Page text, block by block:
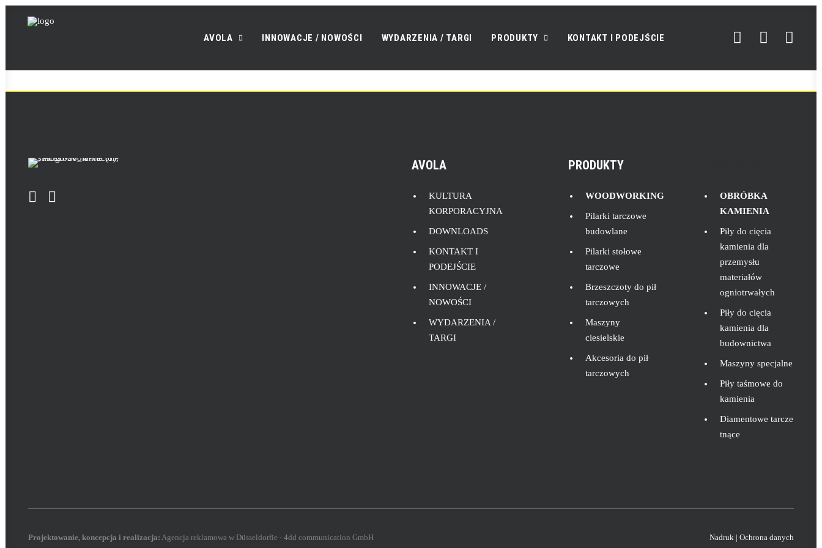
AVOLA INNOWACJE / NOWOŚCI WYDARZENIA / TARGI PRODUKTY KONTAKT I PODEJŚCIE
AVOLA
KULTURA
KORPORACYJNA
DOWNLOADS
KONTAKT I
PODEJŚCIE
INNOWACJE /
NOWOŚCI
WYDARZENIA /
TARGI
PRODUKTY
WOODWORKING
Pilarki tarczowe
budowlane
Pilarki stołowe
tarczowe
Brzeszczoty do pił
tarczowych
Maszyny
ciesielskie
Akcesoria do pił
tarczowych
OBRÓBKA
KAMIENIA
Piły do cięcia
kamienia dla
przemysłu
materiałów
ogniotrwałych
Piły do cięcia
kamienia dla
budownictwa
Maszyny specjalne
Piły taśmowe do
kamienia
Diamentowe tarcze
tnące
Projektowanie, koncepcja i realizacja: Agencja reklamowa w Düsseldorfie - 4dd communication GmbH Nadruk | Ochrona danych